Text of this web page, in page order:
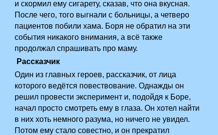
и скормил ему сигарету, сказав, что она вкусная.
После чего, того выгнали с больницы, а четверо
пациентов побили хама. Боря не обратил на эти
события никакого внимания, а всё также
продолжал спрашивать про маму.
Рассказчик
Один из главных героев, рассказчик, от лица
которого ведётся повествование. Однажды он
решил провести эксперимент и, подойдя к Боре,
начал просто смотреть ему в глаза. Он хотел найти
в них хоть немного разума, но ничего не увидел.
Потом ему стало совестно, и он прекратил